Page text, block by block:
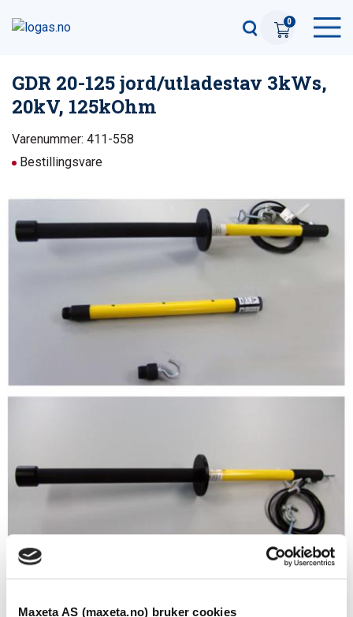
Maxeta AS (maxeta.no) bruker cookies
0
GDR 20-125 jord/utladestav 3kWs,
20kV, 125kOhm
Varenummer: 411-558
Bestillingsvare